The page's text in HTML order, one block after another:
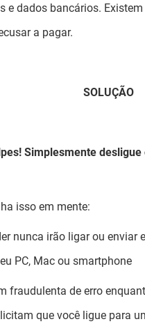
e dados bancários.
a pagar.
SOLUÇÃO
Simplesmente
isso em mente:
nunca irão ligar ou
PC, Mac ou smartphone
fraudulenta de erro
que você ligue para